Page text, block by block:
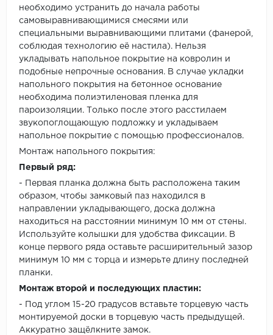
необходимо устранить до начала работы
самовыравнивающимися смесями или
специальными выравнивающими плитами (фанерой,
соблюдая технологию её настила). Нельзя
укладывать напольное покрытие на ковролин и
подобные непрочные основания. В случае укладки
напольного покрытия на бетонное основание
необходима полиэтиленовая пленка для
пароизоляции. Только после этого расстилаем
звукопоглощающую подложку и укладываем
напольное покрытие с помощью профессионалов.
Монтаж напольного покрытия:
Первый ряд:
- Первая планка должна быть расположена таким
образом, чтобы замковый паз находился в
направлении укладывающего, доска должна
находиться на расстоянии минимум 10 мм от стены.
Используйте колышки для удобства фиксации. В
конце первого ряда оставьте расширительный зазор
минимум 10 мм с торца и измерьте длину последней
планки.
Монтаж второй и последующих пластин:
- Под углом 15-20 градусов вставьте торцевую часть
монтируемой доски в торцевую часть предыдущей.
Аккуратно защёлкните замок.